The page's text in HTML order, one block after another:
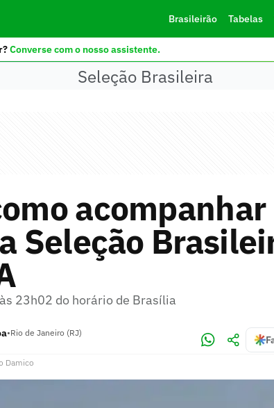
Brasileirão Tabelas
Converse com o nosso assistente.
Seleção Brasileira
Seleção
23h02 do horário de Brasília
•Rio de Janeiro (RJ)
Damico